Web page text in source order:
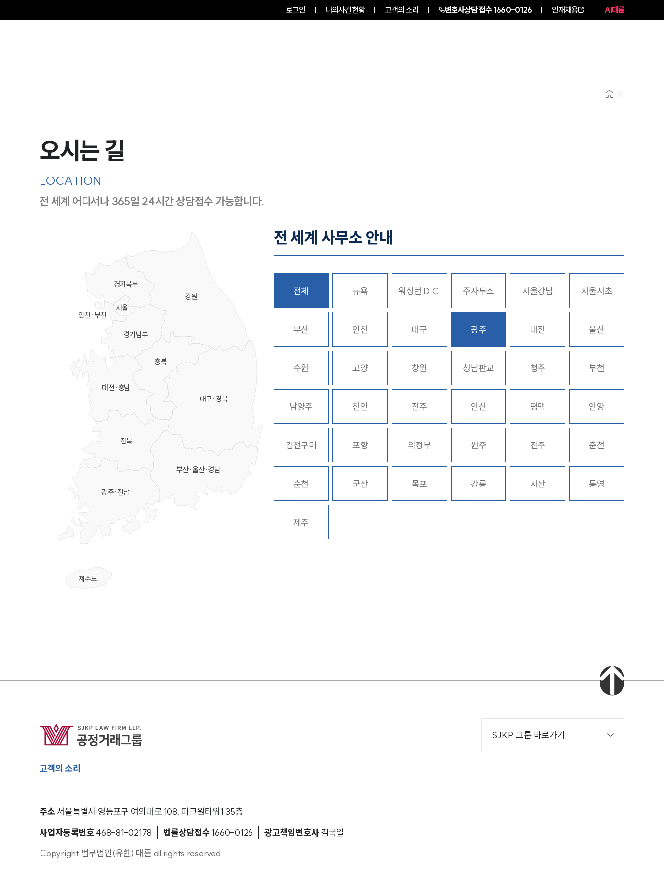
로그인 나의사건현황 고객의 소리 변호사상담 접수1660-0126 인재채용 AI대륜
통합검색
업무사례
주요 업무사례
사례분석/최신동향
법률정보
고객후기
업무분야
전체
대륜법률상담예약
오시는 길
LOCATION
전 세계 어디서나 365일 24시간 상담접수 가능합니다.
강원
충북
대전·충남
대구·경북
부산·울산·경남
전북
광주·전남
제주도
경기북부
경기남부
서울
인천·부천
전 세계 사무소 안내
전체 뉴욕 워싱턴 D.C. 주사무소 서울강남 서울서초
부산 인천 대구 광주 대전 울산
수원 고양 창원 성남판교 청주 부천
남양주 천안 전주 안산 평택 안양
김천구미 포항 의정부 원주 진주 춘천
순천 군산 목포 강릉 서산 통영
제주
SJKP 그룹 바로가기
고객의 소리
주소서울특별시 영등포구 여의대로 108, 파크원타워1 35층
사업자등록번호 468-81-02178 법률상담접수1660-0126 광고책임변호사 김국일
Copyright 법무법인(유한) 대륜 all rights reserved